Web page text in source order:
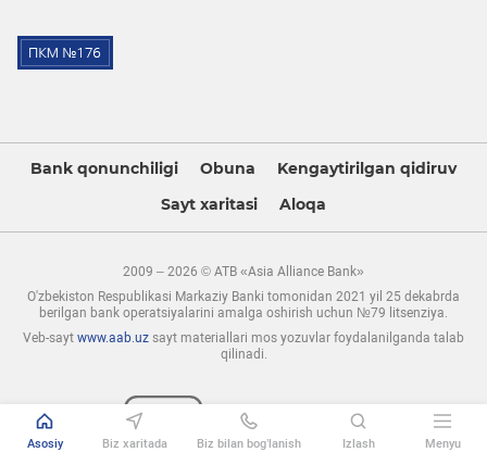
Bank qonunchiligi Obuna
Kengaytirilgan qidiruv
Sayt xaritasi
Aloqa
2009 – 2026 © ATB «Asia Alliance Bank»
O'zbekiston Respublikasi Markaziy Banki tomonidan 2021 yil 25 dekabrda
berilgan bank operatsiyalarini amalga oshirish uchun №79 litsenziya.
Veb-sayt www.aab.uz sayt materiallari mos yozuvlar foydalanilganda talab
qilinadi.
Asosiy Biz xaritada Biz bilan bog’lanish Izlash Menyu